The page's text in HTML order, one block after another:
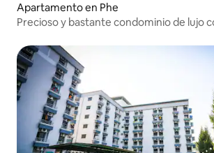
Apartamento en Phe
Precioso y bastante condominio de lujo